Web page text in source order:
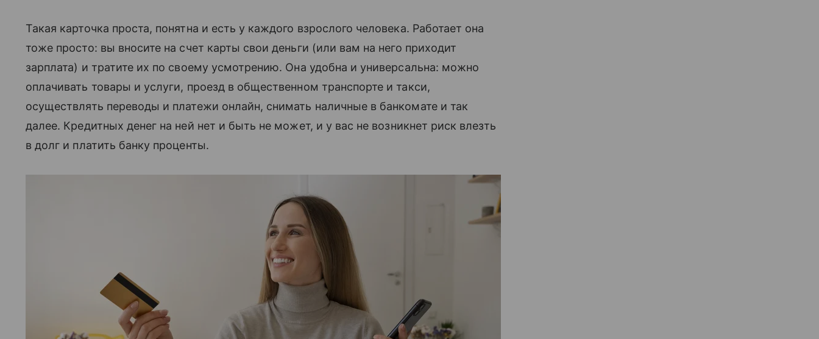
Такая карточка проста, понятна и есть у каждого взрослого человека. Работает она
тоже просто: вы вносите на счет карты свои деньги (или вам на него приходит
зарплата) и тратите их по своему усмотрению. Она удобна и универсальна: можно
оплачивать товары и услуги, проезд в общественном транспорте и такси,
осуществлять переводы и платежи онлайн, снимать наличные в банкомате и так
далее. Кредитных денег на ней нет и быть не может, и у вас не возникнет риск влезть
в долг и платить банку проценты.